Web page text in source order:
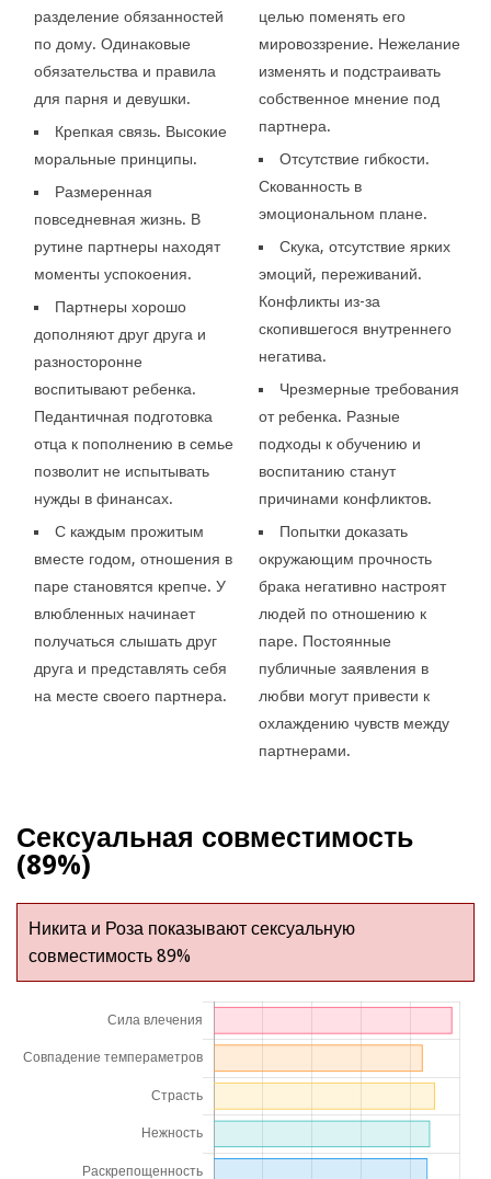
разделение обязанностей
по дому. Одинаковые
обязательства и правила
для парня и девушки.
Крепкая связь. Высокие
моральные принципы.
Размеренная
повседневная жизнь. В
рутине партнеры находят
моменты успокоения.
Партнеры хорошо
дополняют друг друга и
разносторонне
воспитывают ребенка.
Педантичная подготовка
отца к пополнению в семье
позволит не испытывать
нужды в финансах.
С каждым прожитым
вместе годом, отношения в
паре становятся крепче. У
влюбленных начинает
получаться слышать друг
друга и представлять себя
на месте своего партнера.
целью поменять его
мировоззрение. Нежелание
изменять и подстраивать
собственное мнение под
партнера.
Отсутствие гибкости.
Скованность в
эмоциональном плане.
Скука, отсутствие ярких
эмоций, переживаний.
Конфликты из-за
скопившегося внутреннего
негатива.
Чрезмерные требования
от ребенка. Разные
подходы к обучению и
воспитанию станут
причинами конфликтов.
Попытки доказать
окружающим прочность
брака негативно настроят
людей по отношению к
паре. Постоянные
публичные заявления в
любви могут привести к
охлаждению чувств между
партнерами.
Сексуальная совместимость
(89%)
Никита и Роза показывают сексуальную
совместимость 89%